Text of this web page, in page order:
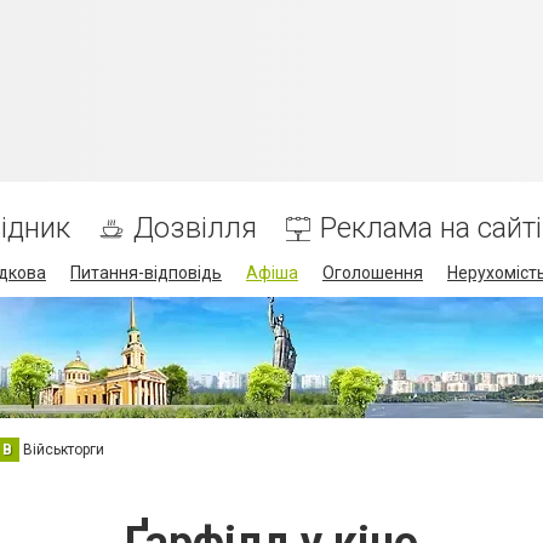
Дозвілля Реклама на сайті
Питання-відповідь Афіша Оголошення
В Військторги